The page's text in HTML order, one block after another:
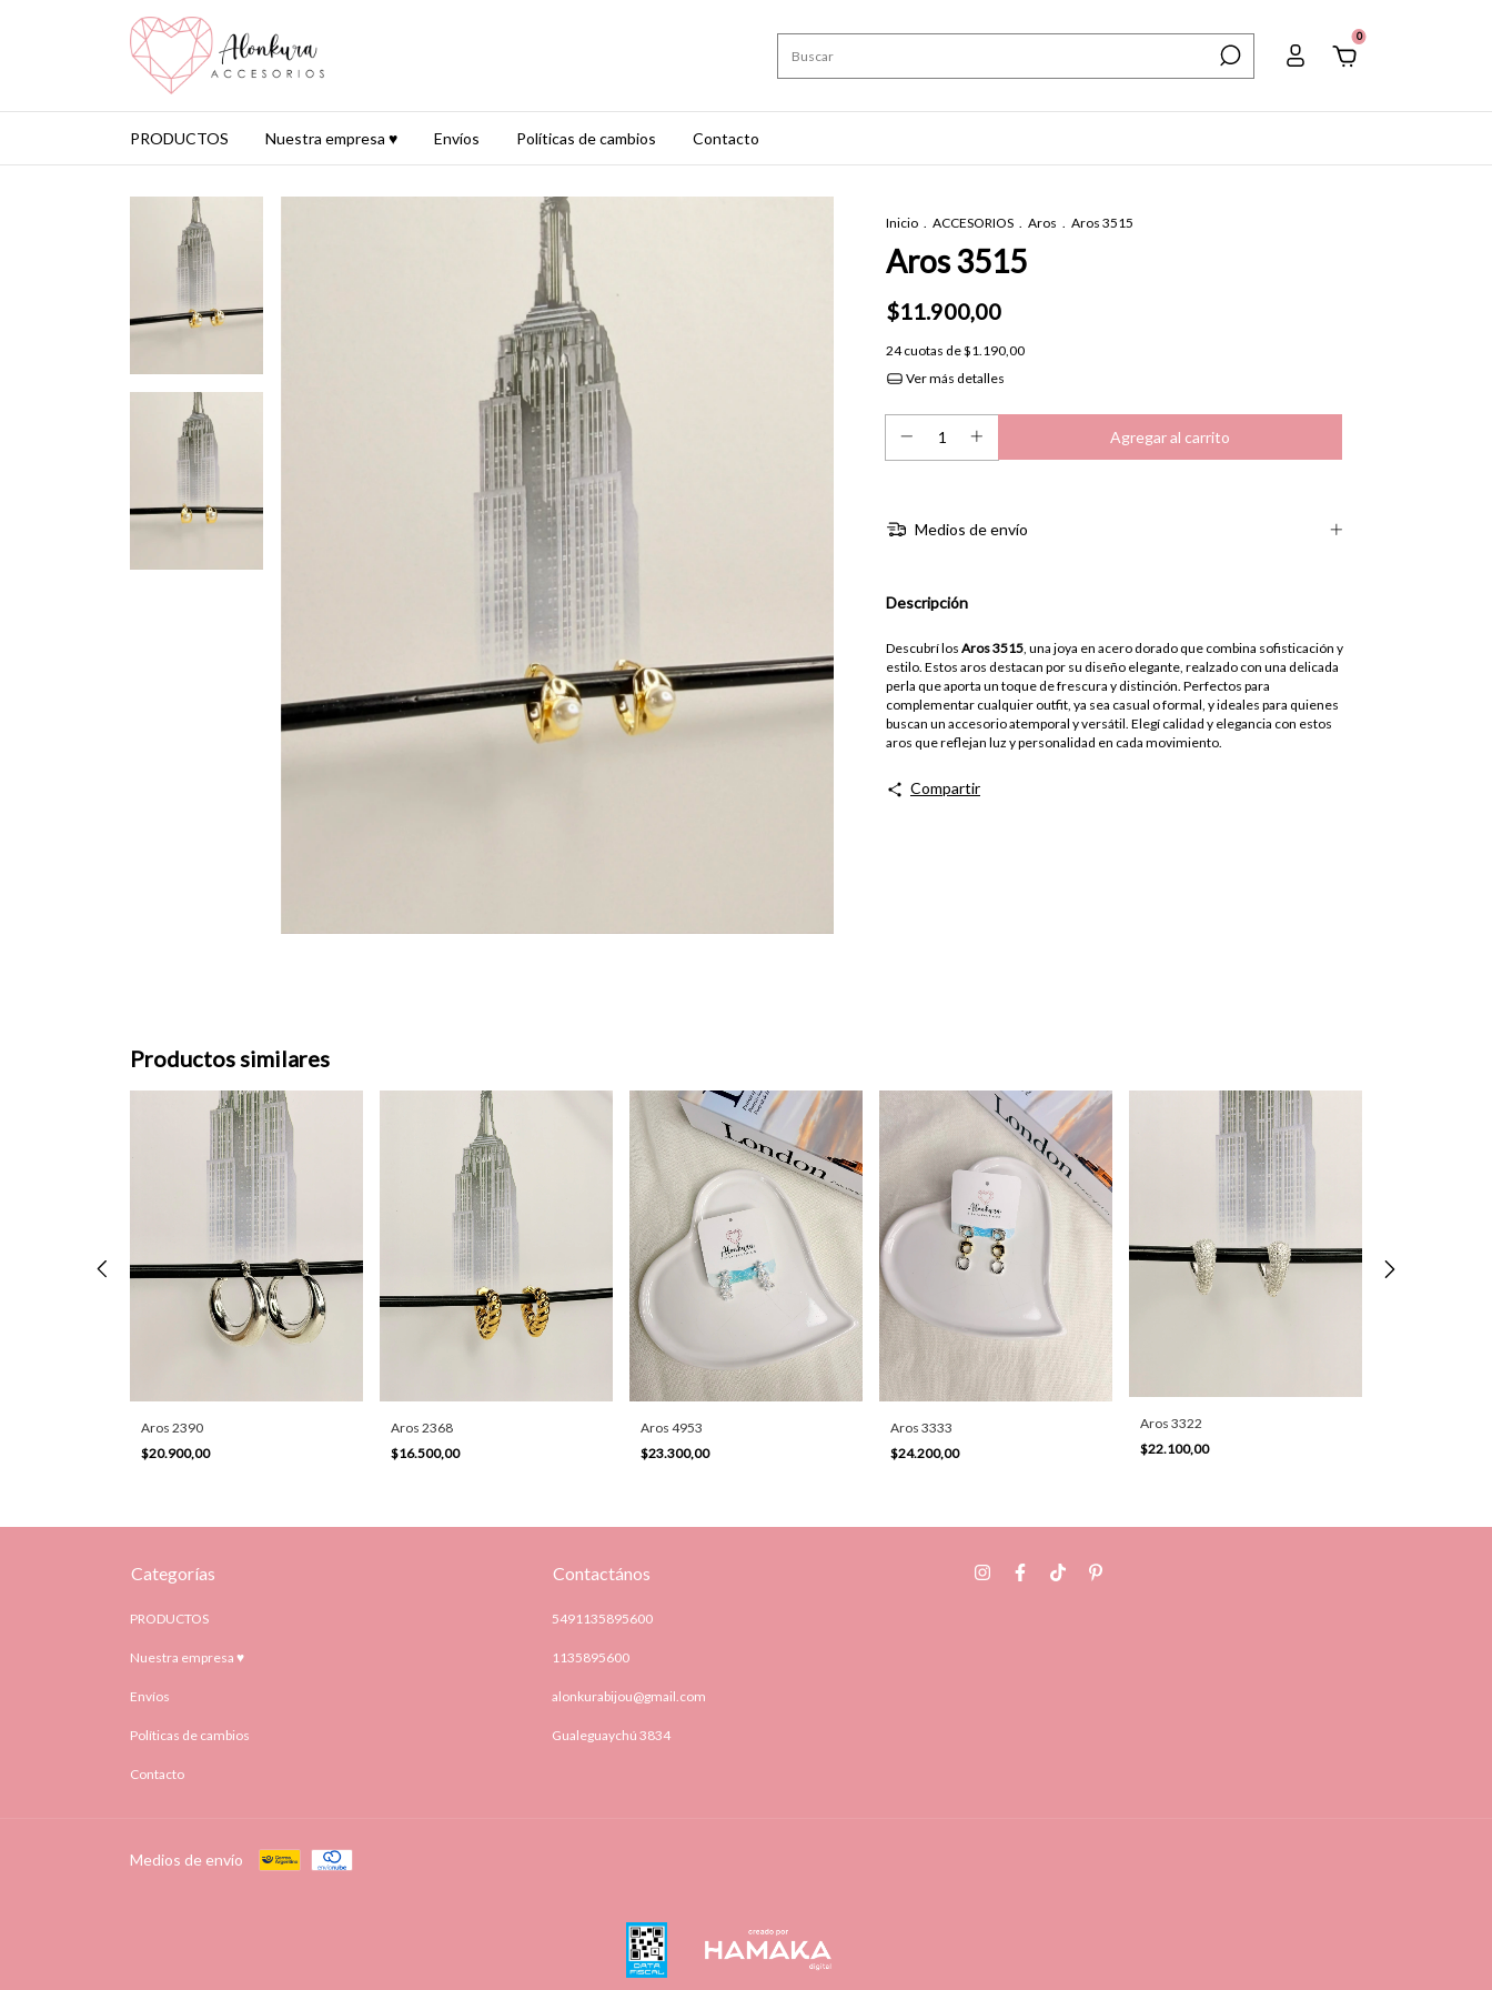
0
PRODUCTOS Nuestra empresa ♥ Envíos Políticas de cambios Contacto
Inicio . ACCESORIOS . Aros . Aros 3515
Aros 3515
$11.900,00
24 cuotas de$1.190,00
Ver más detalles
Medios de envío
Descripción
Descubrí los Aros 3515, una joya en acero dorado que combina sofisticación y
estilo. Estos aros destacan por su diseño elegante, realzado con una delicada
perla que aporta un toque de frescura y distinción. Perfectos para
complementar cualquier outfit, ya sea casual o formal, y ideales para quienes
buscan un accesorio atemporal y versátil. Elegí calidad y elegancia con estos
aros que reflejan luz y personalidad en cada movimiento.
Compartir
Productos similares
Aros 2390
$20.900,00
Aros 2368
$16.500,00
Aros 4953
$23.300,00
Aros 3333
$24.200,00
Aros 3322
$22.100,00
Categorías
PRODUCTOS
Nuestra empresa ♥
Envíos
Políticas de cambios
Contacto
Contactános
5491135895600
1135895600
alonkurabijou@gmail.com
Gualeguaychú 3834
Medios de envío